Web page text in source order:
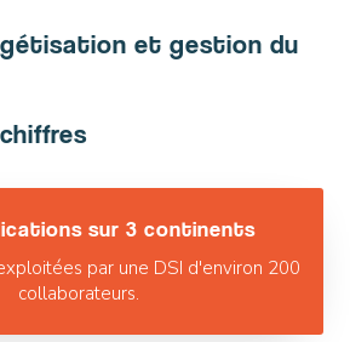
et gestion du
sur 3 continents
par une DSI d'environ 200
collaborateurs.